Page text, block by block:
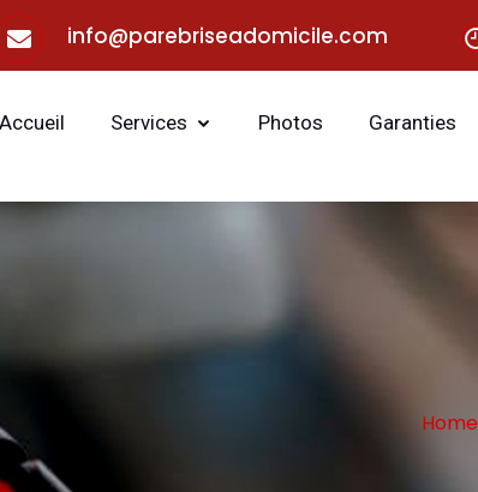
info@parebriseadomicile.com
Accueil Services Photos Garanties
Home